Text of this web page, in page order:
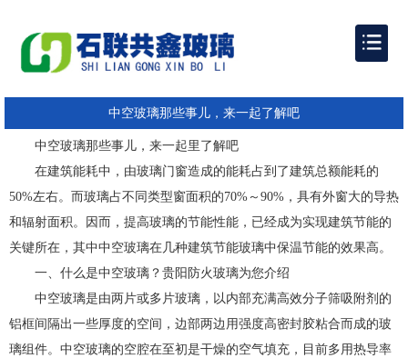
中空玻璃那些事儿，来一起了解吧
中空玻璃那些事儿，来一起里了解吧
在建筑能耗中，由玻璃门窗造成的能耗占到了建筑总额能耗的
50%左右。而玻璃占不同类型窗面积的70%～90%，具有外窗大的导热
和辐射面积。因而，提高玻璃的节能性能，已经成为实现建筑节能的
关键所在，其中中空玻璃在几种建筑节能玻璃中保温节能的效果高。
一、什么是中空玻璃？贵阳防火玻璃为您介绍
中空玻璃是由两片或多片玻璃，以内部充满高效分子筛吸附剂的
铝框间隔出一些厚度的空间，边部两边用强度高密封胶粘合而成的玻
璃组件。中空玻璃的空腔在至初是干燥的空气填充，目前多用热导率